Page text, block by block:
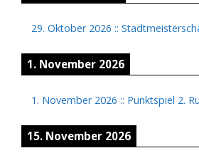
29. Oktober 2026 ::
1. November 2026
1. November 2026 :: Punktspiel 2.
15. November 2026